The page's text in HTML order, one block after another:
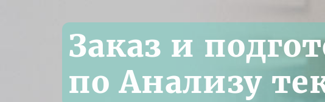
Заказ и
по Анализу